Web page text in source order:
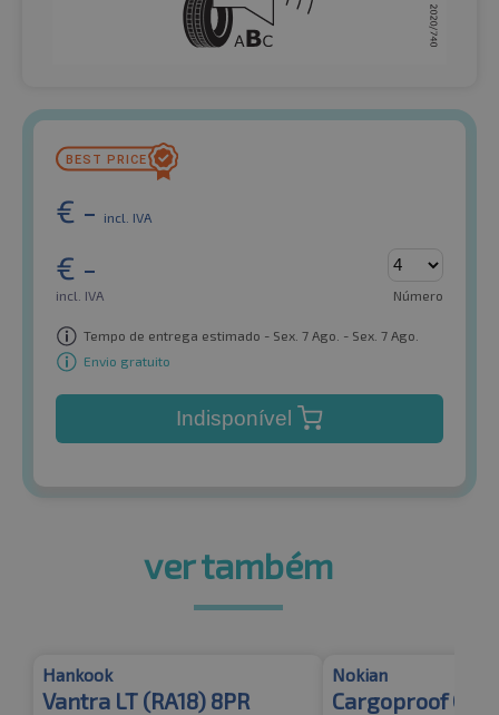
€ - incl. IVA
€ -
incl. IVA Número
Tempo de entrega estimado - Sex. 7 Ago. - Sex. 7 Ago.
Envio gratuito
Indisponível
ver também
Hankook
Vantra LT (RA18) 8PR
Nokian
Cargoproof C TL